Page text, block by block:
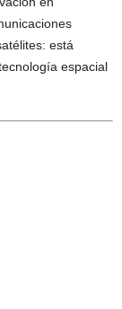
está
espacial